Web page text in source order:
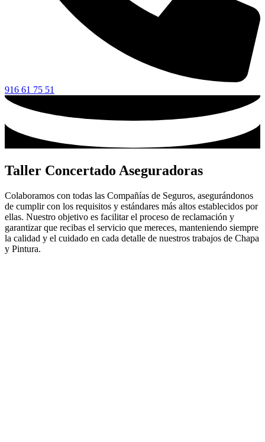
916 61 75 51
Taller Concertado Aseguradoras
Colaboramos con todas las Compañías de Seguros, asegurándonos
de cumplir con los requisitos y estándares más altos establecidos por
ellas. Nuestro objetivo es facilitar el proceso de reclamación y
garantizar que recibas el servicio que mereces, manteniendo siempre
la calidad y el cuidado en cada detalle de nuestros trabajos de Chapa
y Pintura.